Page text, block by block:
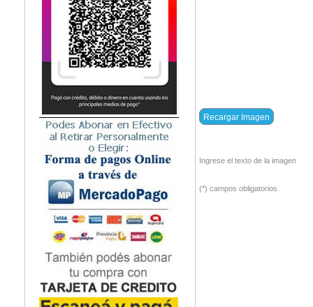
Ingrese el texto de la imagen
(*) campos obligatorios